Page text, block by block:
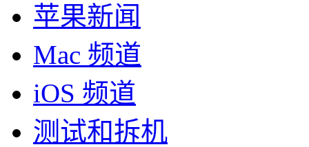
苹果新闻
Mac 频道
iOS 频道
测试和拆机